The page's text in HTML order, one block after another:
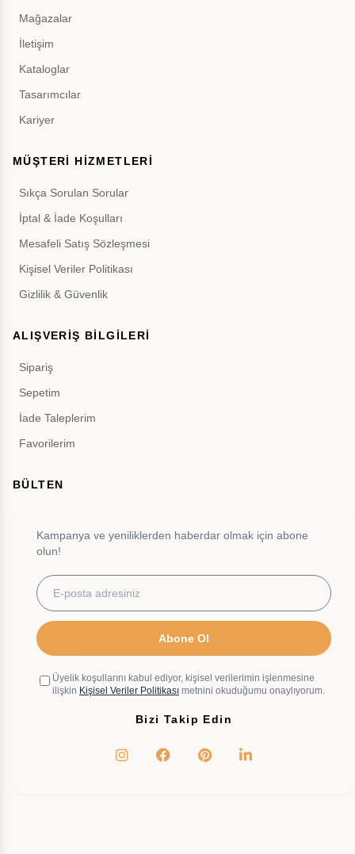
Mağazalar
İletişim
Kataloglar
Tasarımcılar
Kariyer
MÜŞTERİ HİZMETLERİ
Sıkça Sorulan Sorular
İptal & İade Koşulları
Mesafeli Satış Sözleşmesi
Kişisel Veriler Politikası
Gizlilik & Güvenlik
ALIŞVERİŞ BİLGİLERİ
Sipariş
Sepetim
İade Taleplerim
Favorilerim
BÜLTEN
Kampanya ve yeniliklerden haberdar olmak için abone
olun!
Abone Ol
Üyelik koşullarını kabul ediyor, kişisel verilerimin işlenmesine
ilişkin Kişisel Veriler Politikası metnini okuduğumu onaylıyorum.
Bizi Takip Edin